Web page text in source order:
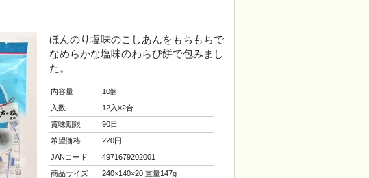
ほんのり塩味のこしあんをもちもちで
なめらかな塩味のわらび餅で包みまし
た。
内容量
10個
入数
12入×2合
賞味期限
90日
希望価格
220円
JANコード
4971679202001
商品サイズ
240×140×20 重量147g